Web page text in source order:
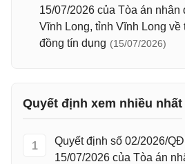
15/07/2026 của Tòa án nhân
Vĩnh Long, tỉnh Vĩnh Long về
đồng tín dụng (15/07/2026)
Quyết định xem nhiều nhất
1
Quyết định số 02/2026/
15/07/2026 của Tòa án